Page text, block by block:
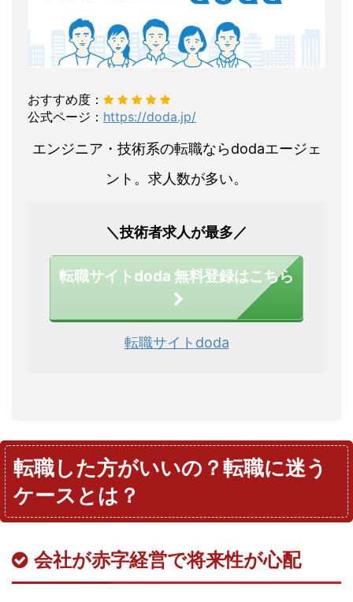
おすすめ度：
公式ページ： https://doda.jp/
エンジニア・技術系の転職ならdodaエージェ
ント。求人数が多い。
＼技術者求人が最多／
転職サイトdoda 無料登録はこちら
転職サイトdoda
転職した方がいいの？転職に迷う
ケースとは？
会社が赤字経営で将来性が心配